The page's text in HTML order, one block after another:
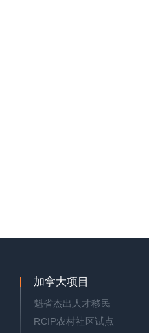
加拿大项目
魁省杰出人才移民
RCIP农村社区试点